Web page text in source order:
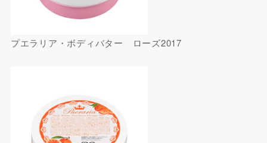
プエラリア・ボディバター ローズ2017